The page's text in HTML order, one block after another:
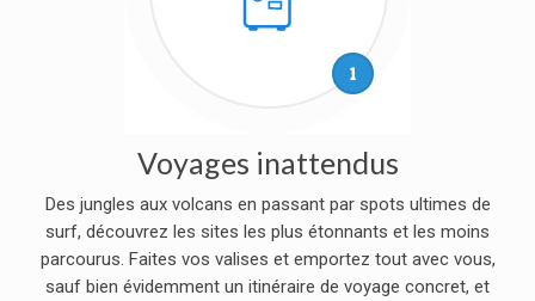
Voyages inattendus
Des jungles aux volcans en passant par spots ultimes de
surf, découvrez les sites les plus étonnants et les moins
parcourus. Faites vos valises et emportez tout avec vous,
sauf bien évidemment un itinéraire de voyage concret, et